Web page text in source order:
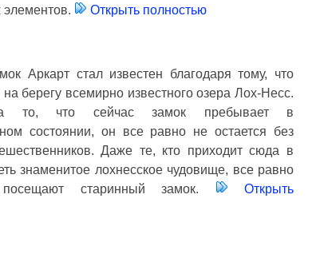
элементов.
Открыть полностью
Аркарт стал известен благодаря тому, что
на берегу всемирно известного озера Лох-Несс.
то, что сейчас замок пребывает в
состоянии, он все равно не остается без
Даже те, кто приходит сюда в
знаменитое лохнесское чудовище, все равно
посещают старинный замок.
Открыть